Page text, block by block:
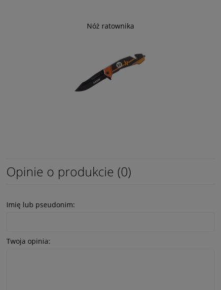
Nóż ratownika
Opinie o produkcie (0)
Imię lub pseudonim:
Twoja opinia: